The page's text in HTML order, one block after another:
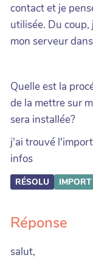
contact et je
utilisée. Du
mon serveur
Quelle est la
de la mettre sur
sera installée?
j'ai trouvé
infos
RÉSOLU IMPORT
Réponse
salut,